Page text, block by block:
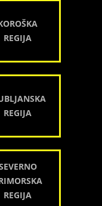
REGIJA
REGIJA
REGIJA